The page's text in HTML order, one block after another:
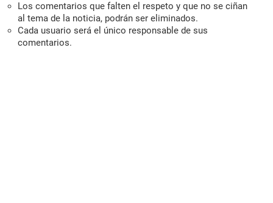
Los comentarios que falten el respeto y que no se ciñan
al tema de la noticia, podrán ser eliminados.
Cada usuario será el único responsable de sus
comentarios.